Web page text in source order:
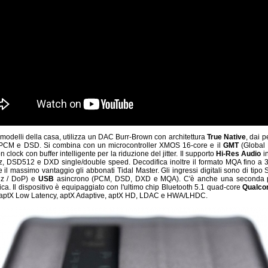
della casa, utilizza un DAC Burr-Brown con architettura True Native, dai
e DSD. Si combina con un microcontroller XMOS 16-core e il GMT(Global
clock con buffer intelligente per la riduzione del jitter. Il supporto Hi-Res Audio
DSD512 e DXD single/double speed. Decodifica inoltre il formato MQA fino a
il massimo vantaggio gli abbonati Tidal Master. Gli ingressi digitali sono di tipo
/ DoP) e USB asincrono (PCM, DSD, DXD e MQA). C'è anche una seconda
Il dispositivo è equipaggiato con l'ultimo chip Bluetooth 5.1 quad-core
Low Latency, aptX Adaptive, aptX HD, LDAC e HWA/LHDC.